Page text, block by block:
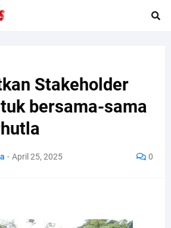
Stakeholder
bersama-sama
- April 25, 2025 0